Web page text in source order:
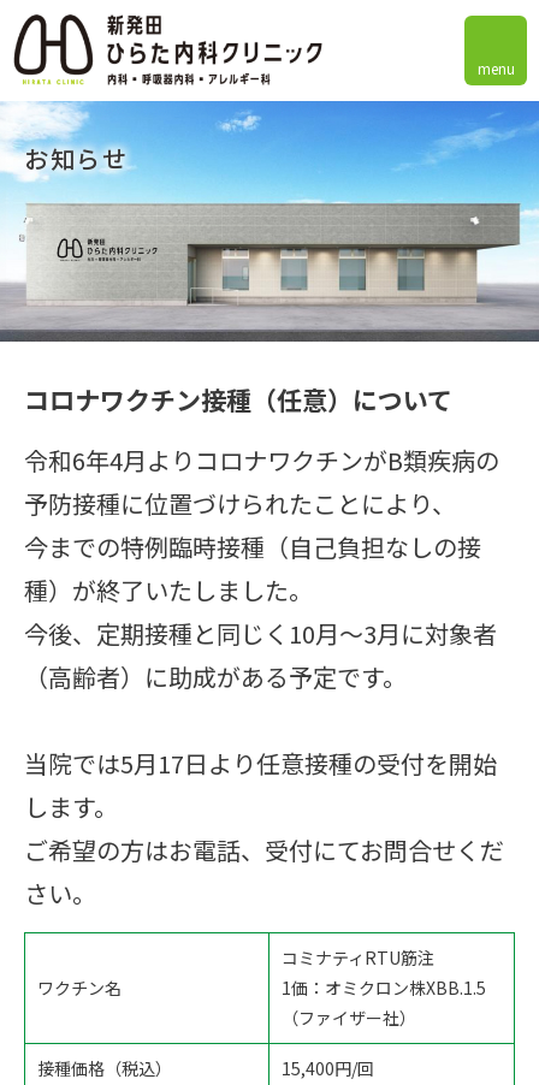
お知らせ
コロナワクチン接種（任意）について
令和6年4月よりコロナワクチンがB類疾病の
予防接種に位置づけられたことにより、
今までの特例臨時接種（自己負担なしの接
種）が終了いたしました。
今後、定期接種と同じく10月～3月に対象者
（高齢者）に助成がある予定です。
当院では5月17日より任意接種の受付を開始
します。
ご希望の方はお電話、受付にてお問合せくだ
さい。
ワクチン名
コミナティRTU筋注
1価：オミクロン株XBB.1.5
（ファイザー社）
接種価格（税込） 15,400円/回
menu